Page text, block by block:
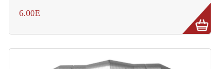
Déco Light
6.00E